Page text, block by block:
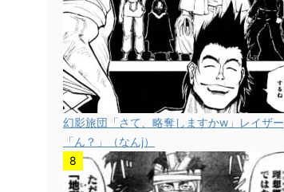
幻影旅団「さて、略奪しますかw」レイザー
「ん？」（なんj）